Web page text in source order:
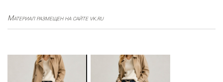
Материал размещен на сайте vk.ru